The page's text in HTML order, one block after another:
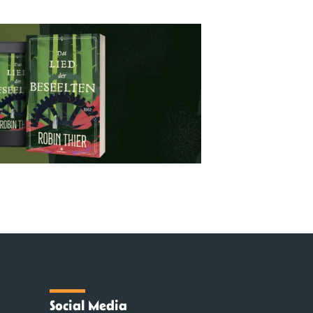
Social Media